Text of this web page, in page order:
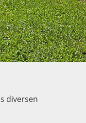
diversen